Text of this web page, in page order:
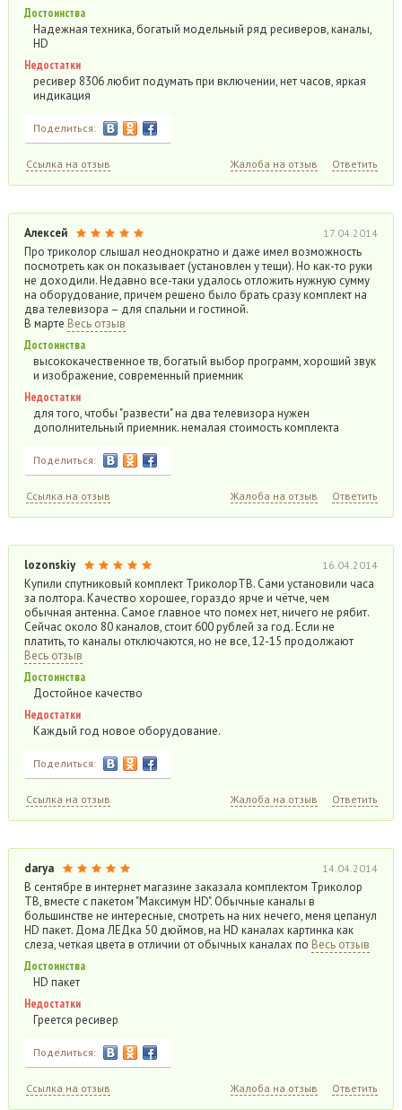
Достоинства
Надежная техника, богатый модельный ряд ресиверов, каналы,
HD
Недостатки
ресивер 8306 любит подумать при включении, нет часов, яркая
индикация
Поделиться:
Ссылка на отзыв Жалоба на отзыв Ответить
Алексей 17.04.2014
Про триколор слышал неоднократно и даже имел возможность
посмотреть как он показывает (установлен у тещи). Но как-то руки
не доходили. Недавно все-таки удалось отложить нужную сумму
на оборудование, причем решено было брать сразу комплект на
два телевизора – для спальни и гостиной.
В марте Весь отзыв
Достоинства
высококачественное тв, богатый выбор программ, хороший звук
и изображение, современный приемник
Недостатки
для того, чтобы "развести" на два телевизора нужен
дополнительный приемник. немалая стоимость комплекта
Поделиться:
Ссылка на отзыв Жалоба на отзыв Ответить
lozonskiy 16.04.2014
Купили спутниковый комплект ТриколорТВ. Сами установили часа
за полтора. Качество хорошее, гораздо ярче и чётче, чем
обычная антенна. Самое главное что помех нет, ничего не рябит.
Сейчас около 80 каналов, стоит 600 рублей за год. Если не
платить, то каналы отключаются, но не все, 12-15 продолжают
Весь отзыв
Достоинства
Достойное качество
Недостатки
Каждый год новое оборудование.
Поделиться:
Ссылка на отзыв Жалоба на отзыв Ответить
darya 14.04.2014
В сентябре в интернет магазине заказала комплектом Триколор
ТВ, вместе с пакетом "Максимум НD". Обычные каналы в
большинстве не интересные, смотреть на них нечего, меня цепанул
HD пакет. Дома ЛЕДка 50 дюймов, на HD каналах картинка как
слеза, четкая цвета в отличии от обычных каналах по Весь отзыв
Достоинства
HD пакет
Недостатки
Греется ресивер
Поделиться:
Ссылка на отзыв Жалоба на отзыв Ответить